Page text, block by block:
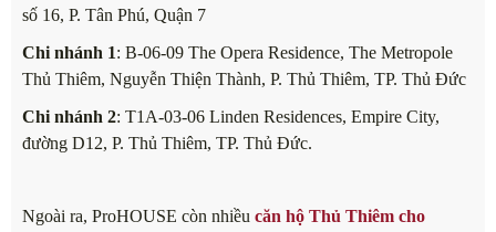
số 16, P. Tân Phú, Quận 7
Chi nhánh 1: B-06-09 The Opera Residence, The Metropole
Thủ Thiêm, Nguyễn Thiện Thành, P. Thủ Thiêm, TP. Thủ Đức
Chi nhánh 2: T1A-03-06 Linden Residences, Empire City,
đường D12, P. Thủ Thiêm, TP. Thủ Đức.
Ngoài ra, ProHOUSE còn nhiều căn hộ Thủ Thiêm cho